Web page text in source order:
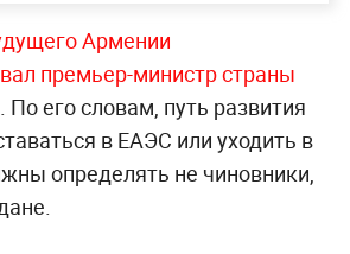
Армении
премьер-министр страны
. По его словам, путь развития
в ЕАЭС или уходить в
определять не чиновники,